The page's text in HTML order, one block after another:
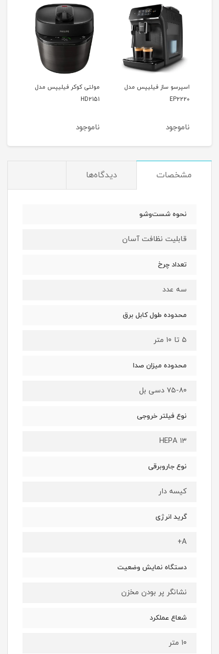
اسپرسو ساز فیلیپس مدل
EP2220
ناموجود
مولتی کوکر فیلیپس مدل
HD2151
ناموجود
مشخصات دیدگاه‌ها
نحوه شست‌وشو
قابلیت نظافت آسان
تعداد چرخ
سه عدد
محدوده طول کابل برق
۵ تا ۱۰ متر
محدوده میزان صدا
۷۵-۸۰ دسی بل
نوع فیلتر خروجی
HEPA ۱۳
نوع جاروبرقی
کیسه دار
گرید انرژی
A+
دستگاه نمایش وضعیت
نشانگر پر بودن مخزن
شعاع عملکرد
۱۰ متر